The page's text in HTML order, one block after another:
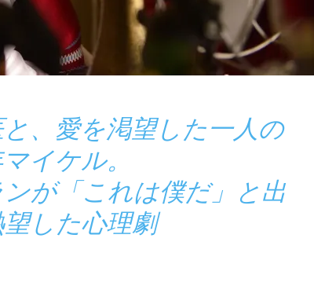
、愛を渇望した一人の
イケル。
が「これは僕だ」と出
した心理劇